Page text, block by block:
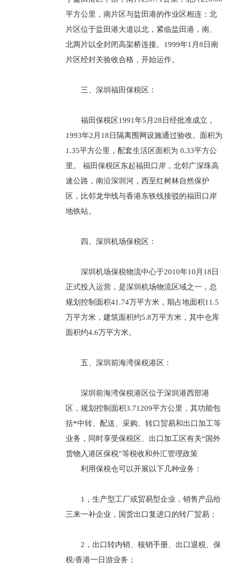
平方公里，南片区与盐田港的作业区相连；北
片区位于盐田港大道以北，紧临盐田港，南、
北两片以全封闭高架桥连接。1999年1月8日南
片区经封关验收合格，开始运作。
三、深圳福田保税区：
福田保税区1991年5月28日经批准成立，
1993年2月18日隔离围网设施通过验收。面积为
1.35平方公里，配套生活区面积为 0.33平方公
里。 福田保税区东起福田口岸，北邻广深珠高
速公路，南沿深圳河，西至红树林自然保护
区，比邻龙华线与香港东铁线接驳的福田口岸
地铁站。
四、深圳机场保税区：
深圳机场保税物流中心于2010年10月18日
正式投入运营，是深圳机场物流区域之一，总
规划控制面积41.74万平方米，期占地面积11.5
万平方米，建筑面积约5.8万平方米，其中仓库
面积约4.6万平方米。
五、深圳前海湾保税港区：
深圳前海湾保税港区位于深圳港西部港
区，规划控制面积3.71209平方公里，其功能包
括*中转、配送、采购、转口贸易和出口加工等
业务，同时享受保税区、出口加工区有关“国外
货物入港区保税”等税收和外汇管理政策
利用保税仓可以开展以下几种业务：
1，生产型工厂或贸易型企业，销售产品给
三来一补企业，国货出口复进口的转厂贸易；
2，出口转内销、核销手册、出口退税、保
税/香港一日游业务；